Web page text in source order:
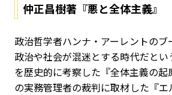
仲正昌樹著『悪と全体主義』
政治哲学者ハンナ・アーレントのブ
政治や社会が混迷とする時代だと
を歴史的に考察した『全体主義の
の実務管理者の裁判に取材した『